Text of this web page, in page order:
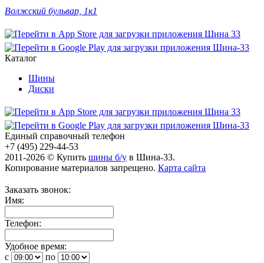
Волжский бульвар, 1к1
Каталог
Шины
Диски
Единый справочный телефон
+7 (495) 229-44-53
2011-2026 © Купить шины б/у в Шина-33.
Копирование материалов запрещено. Карта сайта
Заказать звонок:
Имя:
Телефон:
Удобное время:
c
по